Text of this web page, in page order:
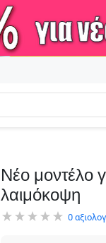
Νέο μοντέλο
λαιμόκοψη
0